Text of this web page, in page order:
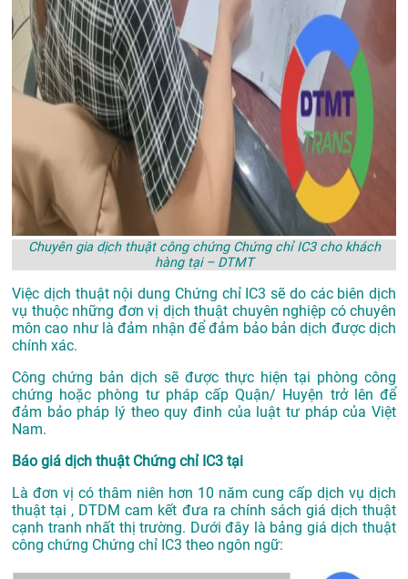
Chuyên gia dịch thuật công chứng Chứng chỉ IC3 cho khách
hàng tại – DTMT
Việc dịch thuật nội dung Chứng chỉ IC3 sẽ do các biên dịch
vụ thuộc những đơn vị dịch thuật chuyên nghiệp có chuyên
môn cao như là đảm nhận để đảm bảo bản dịch được dịch
chính xác.
Công chứng bản dịch sẽ được thực hiện tại phòng công
chứng hoặc phòng tư pháp cấp Quận/ Huyện trở lên để
đảm bảo pháp lý theo quy đinh của luật tư pháp của Việt
Nam.
Báo giá dịch thuật Chứng chỉ IC3 tại
Là đơn vị có thâm niên hơn 10 năm cung cấp dịch vụ dịch
thuật tại , DTDM cam kết đưa ra chính sách giá dịch thuật
cạnh tranh nhất thị trường. Dưới đây là bảng giá dịch thuật
công chứng Chứng chỉ IC3 theo ngôn ngữ: